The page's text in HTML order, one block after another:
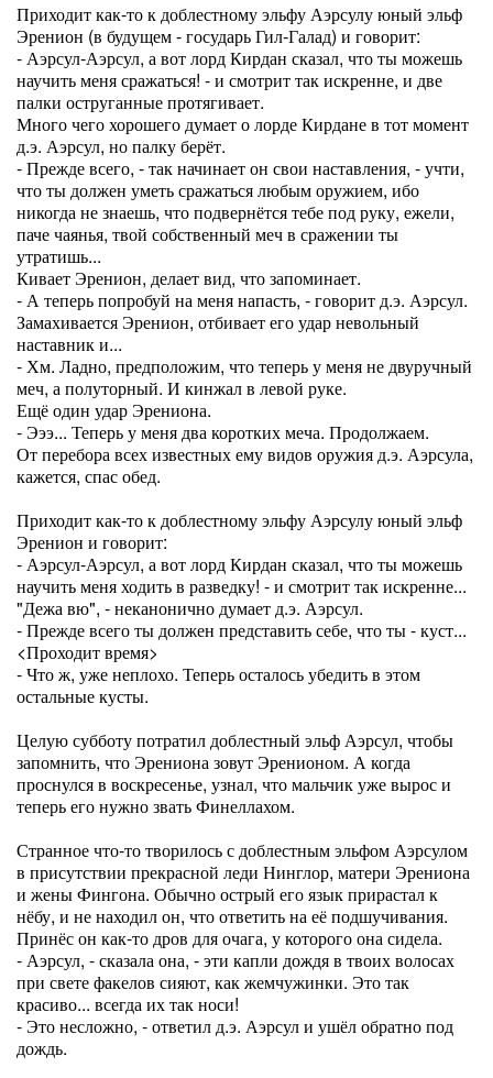
Приходит как-то к доблестному эльфу Аэрсулу юный эльф
Эренион (в будущем - государь Гил-Галад) и говорит:
- Аэрсул-Аэрсул, а вот лорд Кирдан сказал, что ты можешь
научить меня сражаться! - и смотрит так искренне, и две
палки оструганные протягивает.
Много чего хорошего думает о лорде Кирдане в тот момент
д.э. Аэрсул, но палку берёт.
- Прежде всего, - так начинает он свои наставления, - учти,
что ты должен уметь сражаться любым оружием, ибо
никогда не знаешь, что подвернётся тебе под руку, ежели,
паче чаянья, твой собственный меч в сражении ты
утратишь...
Кивает Эренион, делает вид, что запоминает.
- А теперь попробуй на меня напасть, - говорит д.э. Аэрсул.
Замахивается Эренион, отбивает его удар невольный
наставник и...
- Хм. Ладно, предположим, что теперь у меня не двуручный
меч, а полуторный. И кинжал в левой руке.
Ещё один удар Эрениона.
- Эээ... Теперь у меня два коротких меча. Продолжаем.
От перебора всех известных ему видов оружия д.э. Аэрсула,
кажется, спас обед.
Приходит как-то к доблестному эльфу Аэрсулу юный эльф
Эренион и говорит:
- Аэрсул-Аэрсул, а вот лорд Кирдан сказал, что ты можешь
научить меня ходить в разведку! - и смотрит так искренне...
"Дежа вю", - неканонично думает д.э. Аэрсул.
- Прежде всего ты должен представить себе, что ты - куст...
<Проходит время>
- Что ж, уже неплохо. Теперь осталось убедить в этом
остальные кусты.
Целую субботу потратил доблестный эльф Аэрсул, чтобы
запомнить, что Эрениона зовут Эренионом. А когда
проснулся в воскресенье, узнал, что мальчик уже вырос и
теперь его нужно звать Финеллахом.
Странное что-то творилось с доблестным эльфом Аэрсулом
в присутствии прекрасной леди Нинглор, матери Эрениона
и жены Фингона. Обычно острый его язык прирастал к
нёбу, и не находил он, что ответить на её подшучивания.
Принёс он как-то дров для очага, у которого она сидела.
- Аэрсул, - сказала она, - эти капли дождя в твоих волосах
при свете факелов сияют, как жемчужинки. Это так
красиво... всегда их так носи!
- Это несложно, - ответил д.э. Аэрсул и ушёл обратно под
дождь.